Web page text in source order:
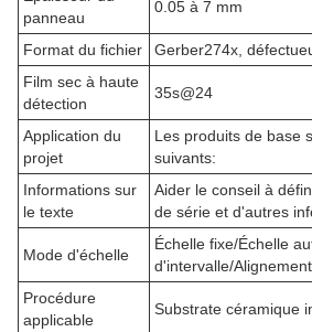
panneau
0.05 à 7 mm
Format du fichier
Gerber274x,
Film sec à haute
détection
35s@24
Application du
projet
Les produits de base
suivants:
Informations sur
le texte
Aider le conseil à
de série et d'autres
Mode d'échelle
Échelle fixe/Échelle
d'intervalle/
Procédure
applicable
Substrate céramique